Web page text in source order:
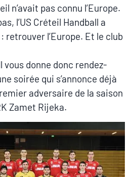
n’avait pas connu l’Europe.
l’US Créteil Handball a
retrouver l’Europe. Et le club
vous donne donc rendez-
soirée qui s’annonce déjà
adversaire de la saison
Zamet Rijeka.